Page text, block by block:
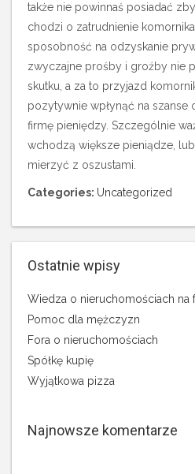
także nie powinnaś posiadać
chodzi o zatrudnienie
sposobność na odzyskanie
zwyczajne prośby i groźby nie
skutku, a za to przyjazd
pozytywnie wpłynąć na szanse
firmę pieniędzy. Szczególnie
wchodzą większe pieniądze,
mierzyć z oszustami.
Categories: Uncategorized
Ostatnie wpisy
Wiedza o nieruchomościach na
Pomoc dla mężczyzn
Fora o nieruchomościach
Spółkę kupię
Wyjątkowa pizza
Najnowsze komentarze